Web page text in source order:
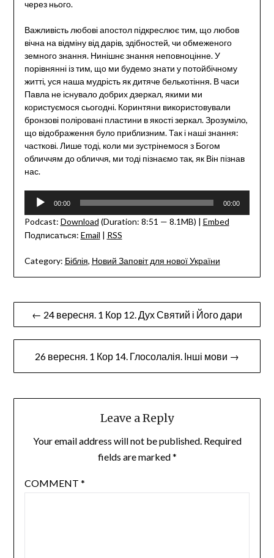
через нього.
Важливість любові апостол підкреслює тим, що любов
вічна на відміну від дарів, здібностей, чи обмеженого
земного знання. Нинішнє знання неповноцінне. У
порівнянні із тим, що ми будемо знати у потойбічному
житті, уся наша мудрість як дитяче белькотіння. В часи
Павла не існувало добрих дзеркал, якими ми
користуємося сьогодні. Коринтяни використовували
бронзові поліровані пластини в якості зеркал. Зрозуміло,
що відображення було приблизним. Так і наші знання:
часткові. Лише тоді, коли ми зустрінемося з Богом
обличчям до обличчя, ми тоді пізнаємо так, як Він пізнав
нас.
Audio
Player
00:00 00:00
Podcast: Download (Duration: 8:51 — 8.1MB) | Embed
Подписаться: Email | RSS
Category: Біблія, Новий Заповіт для нової України
Post
navigation
← 24 вересня. 1 Кор 12. Дух Святий і Його дари
26 вересня. 1 Кор 14. Глосолалія. Інші мови →
Leave a Reply
Your email address will not be published. Required
fields are marked*
COMMENT *